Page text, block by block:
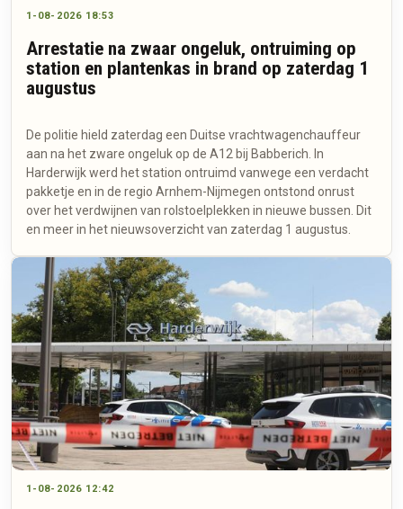
1-08-2026 18:53
Arrestatie na zwaar ongeluk, ontruiming op
station en plantenkas in brand op zaterdag 1
augustus
De politie hield zaterdag een Duitse vrachtwagenchauffeur
aan na het zware ongeluk op de A12 bij Babberich. In
Harderwijk werd het station ontruimd vanwege een verdacht
pakketje en in de regio Arnhem-Nijmegen ontstond onrust
over het verdwijnen van rolstoelplekken in nieuwe bussen. Dit
en meer in het nieuwsoverzicht van zaterdag 1 augustus.
1-08-2026 12:42